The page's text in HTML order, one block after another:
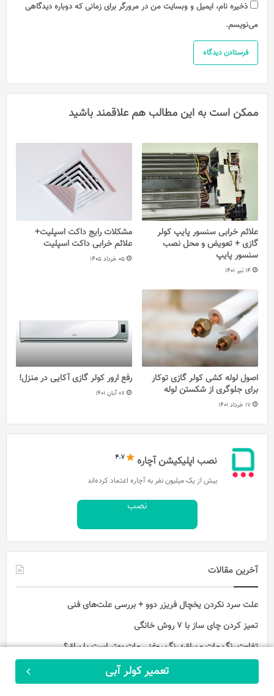
ثبت سفارش
تعمیر کولر آبی
ذخیره نام، ایمیل و وبسایت من در مرورگر برای زمانی که دوباره دیدگاهی
می‌نویسم.
ممکن است به این مطالب هم علاقمند باشید
علائم خرابی سنسور پایپ کولر
گازی + تعویض و محل نصب
سنسور پایپ
14 تیر 1401
مشکلات رایج داکت اسپلیت+
علائم خرابی داکت اسپلیت
05 خرداد 1405
اصول لوله کشی کولر گازی توکار
برای جلوگری از شکستن لوله
17 خرداد 1401
رفع ارور کولر گازی آکایی در منزل!
07 آبان 1401
نصب اپلیکیشن آچاره
بیش از یک میلیون نفر به آچاره اعتماد کرده‌اند
نصب
آخرین مقالات
علت سرد نکردن یخچال فریزر دوو + بررسی علت‌های فنی
تمیز کردن چای ساز با ۷ روش خانگی
تفاوت رنگ مات و براق؛ رنگ روغنی مات بهتر است یا براق؟
عیب یابی کدهای ارور کولر گازی ریتال
علت زرد شدن آب لوله کشی چیست؟ + 5 راهکار